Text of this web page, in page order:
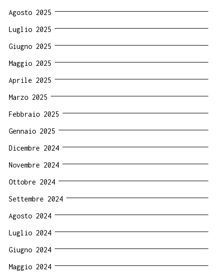
Agosto 2025
Luglio 2025
Giugno 2025
Maggio 2025
Aprile 2025
Marzo 2025
Febbraio 2025
Gennaio 2025
Dicembre 2024
Novembre 2024
Ottobre 2024
Settembre 2024
Agosto 2024
Luglio 2024
Giugno 2024
Maggio 2024